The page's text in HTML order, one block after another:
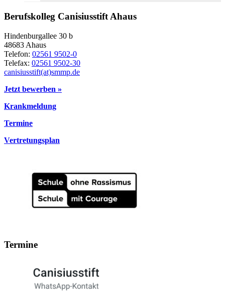
Berufskolleg Canisiusstift Ahaus
Hindenburgallee 30 b
48683 Ahaus
Telefon: 02561 9502-0
Telefax: 02561 9502-30
canisiusstift(at)smmp.de
Jetzt bewerben »
Krankmeldung
Termine
Vertretungsplan
Termine